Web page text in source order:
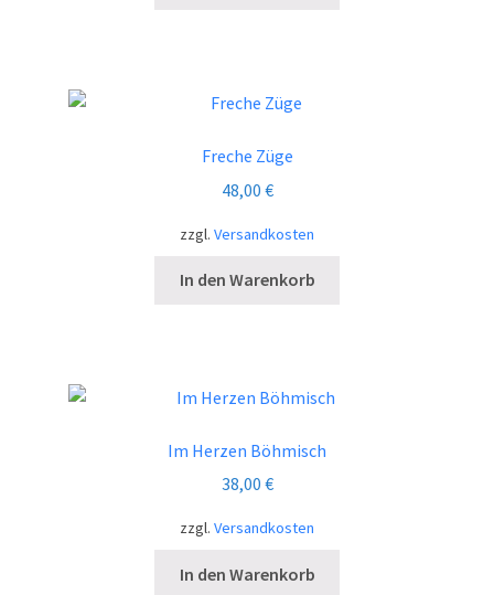
Freche Züge
48,00 €
zzgl. Versandkosten
In den Warenkorb
Im Herzen Böhmisch
38,00 €
zzgl. Versandkosten
In den Warenkorb